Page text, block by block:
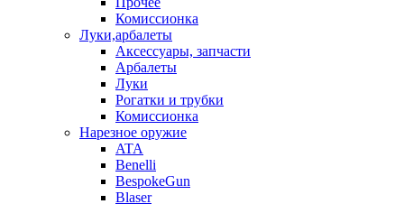
Комиссионка
Луки,арбалеты
Аксессуары, запчасти
Арбалеты
Луки
Рогатки и трубки
Комиссионка
Нарезное оружие
ATA
Benelli
BespokeGun
Blaser